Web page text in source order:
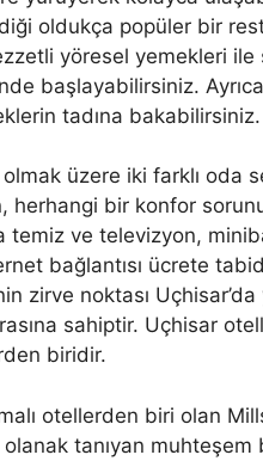
oldukça popüler bir
yöresel yemekleri ile
başlayabilirsiniz.
tadına bakabilirsiniz.
üzere iki farklı oda
herhangi bir konfor
ve televizyon,
bağlantısı ücrete
zirve noktası
sahiptir. Uçhisar
biridir.
otellerden biri olan
olanak tanıyan